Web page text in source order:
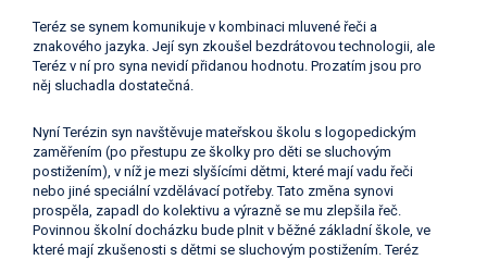
Teréz se synem komunikuje v kombinaci mluvené řeči a
znakového jazyka. Její syn zkoušel bezdrátovou technologii, ale
Teréz v ní pro syna nevidí přidanou hodnotu. Prozatím jsou pro
něj sluchadla dostatečná.
Nyní Terézin syn navštěvuje mateřskou školu s logopedickým
zaměřením (po přestupu ze školky pro děti se sluchovým
postižením), v níž je mezi slyšícími dětmi, které mají vadu řeči
nebo jiné speciální vzdělávací potřeby. Tato změna synovi
prospěla, zapadl do kolektivu a výrazně se mu zlepšila řeč.
Povinnou školní docházku bude plnit v běžné základní škole, ve
které mají zkušenosti s dětmi se sluchovým postižením. Teréz